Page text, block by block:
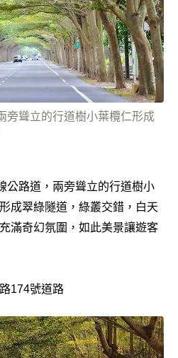
旁聳立的行道樹小葉欖仁形成
公路道，兩旁聳立的行道樹小
成翠綠隧道，綠叢交錯，白天
滿奇幻氛圍，如此美景讓遊客
174號道路